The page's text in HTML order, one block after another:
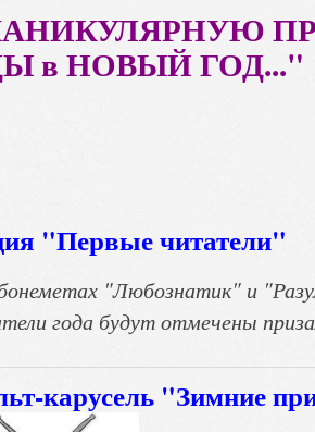
в НОВЫЙ ГОД..."
"Первые читатели"
"Любознатик" и
года будут отмечены
карусель "Зимние